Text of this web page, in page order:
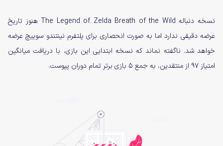
نسخه دنباله The Legend of Zelda Breath of the Wild هنوز تاریخ
عرضه دقیقی ندارد اما به صورت انحصاری برای پلتفرم نینتندو سوییچ عرضه
خواهد شد. ناگفته نماند که نسخه ابتدایی این بازی، با دریافت میانگین
امتیاز ۹۷ از منتقدین، به جمع ۵ بازی برتر تمام دوران پیوست.